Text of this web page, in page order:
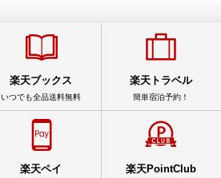
楽天ブックス
いつでも全品送料無料
楽天トラベル
簡単宿泊予約！
楽天ペイ 楽天PointClub